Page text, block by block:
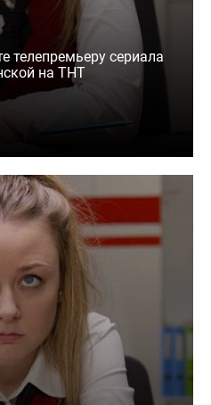
сериала
на ТНТ